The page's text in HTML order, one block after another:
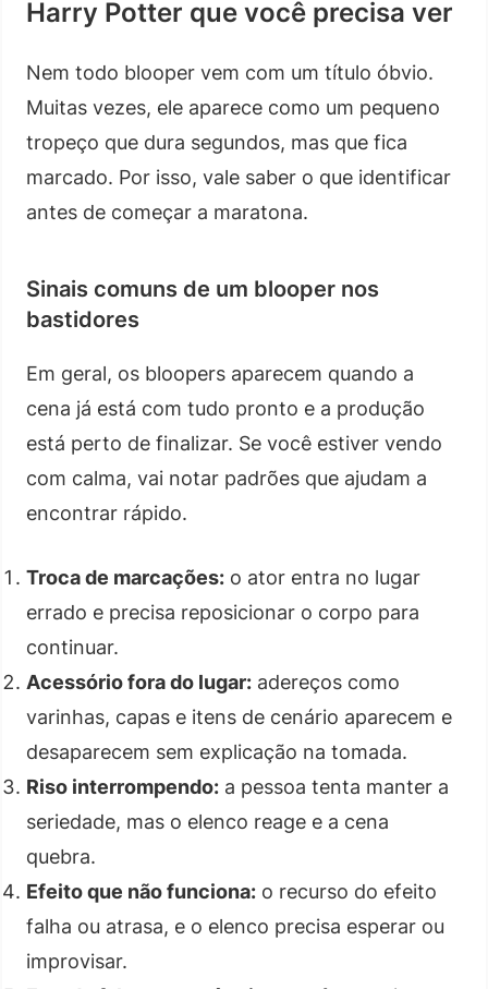
Harry Potter que você precisa ver
Nem todo blooper vem com um título óbvio.
Muitas vezes, ele aparece como um pequeno
tropeço que dura segundos, mas que fica
marcado. Por isso, vale saber o que identificar
antes de começar a maratona.
Sinais comuns de um blooper nos
bastidores
Em geral, os bloopers aparecem quando a
cena já está com tudo pronto e a produção
está perto de finalizar. Se você estiver vendo
com calma, vai notar padrões que ajudam a
encontrar rápido.
Troca de marcações: o ator entra no lugar
errado e precisa reposicionar o corpo para
continuar.
Acessório fora do lugar: adereços como
varinhas, capas e itens de cenário aparecem e
desaparecem sem explicação na tomada.
Riso interrompendo: a pessoa tenta manter a
seriedade, mas o elenco reage e a cena
quebra.
Efeito que não funciona: o recurso do efeito
falha ou atrasa, e o elenco precisa esperar ou
improvisar.